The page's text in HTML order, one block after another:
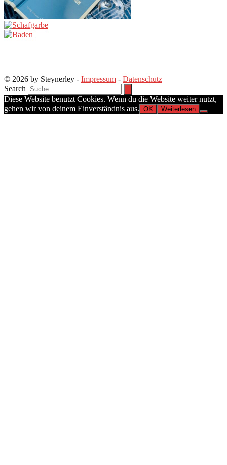
© 2026 by Steynerley - Impressum - Datenschutz
Search
Diese Website benutzt Cookies. Wenn du die Website weiter nutzt,
gehen wir von deinem Einverständnis aus. OK Weiterlesen